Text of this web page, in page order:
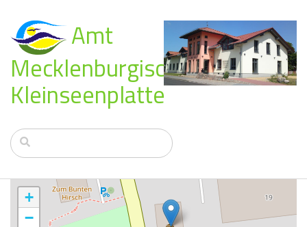
Amt
Mecklenburgische
Kleinseenplatte
+
−